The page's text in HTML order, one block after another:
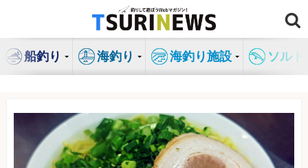
ン
船釣り 海釣り 海釣り施設 ソル